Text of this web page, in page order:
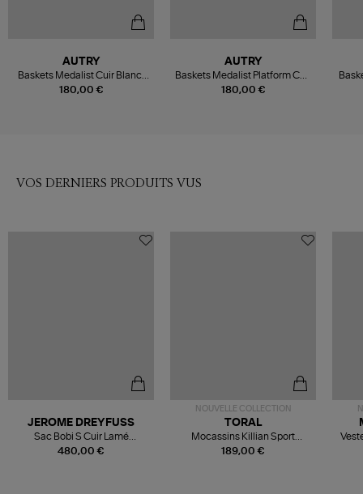
180,00 €
AUTRY
Baskets Medalist Cuir Blanc,
Beige, Noir
180,00 €
AUTRY
Baskets Medalist Platform Cuir
Blanc
VOS DERNIERS PRODUITS VUS
480,00 €
JEROME DREYFUSS
Sac Bobi S Cuir Lamé
Champagne
NOUVELLE COLLECTION
189,00 €
TORAL
Mocassins Killian Sport
Mousse